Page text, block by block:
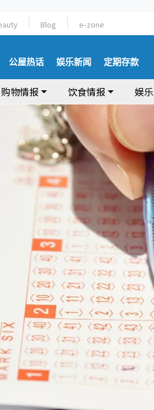
Blog e-zone
公屋热话 娱乐新闻 定期存款
购物情报 饮食情报 娱乐